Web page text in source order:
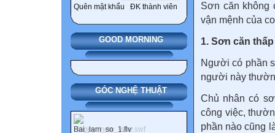
Quên mật khẩu ĐK thành viên
GOOD MORNING
GÓC NGHỆ THUẬT
Sơn căn không
vận mệnh của
1. Sơn căn
Người có phần
người này
Chủ nhân có
công việc,
phần nào cũng